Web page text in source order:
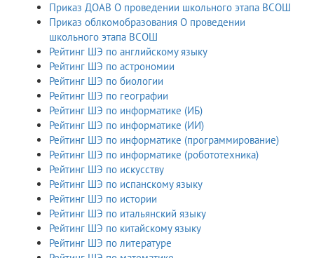
Приказ ДОАВ О проведении школьного этапа ВСОШ
Приказ облкомобразования О проведении
школьного этапа ВСОШ
Рейтинг ШЭ по английскому языку
Рейтинг ШЭ по астрономии
Рейтинг ШЭ по биологии
Рейтинг ШЭ по географии
Рейтинг ШЭ по информатике (ИБ)
Рейтинг ШЭ по информатике (ИИ)
Рейтинг ШЭ по информатике (программирование)
Рейтинг ШЭ по информатике (робототехника)
Рейтинг ШЭ по искусству
Рейтинг ШЭ по испанскому языку
Рейтинг ШЭ по истории
Рейтинг ШЭ по итальянский языку
Рейтинг ШЭ по китайскому языку
Рейтинг ШЭ по литературе